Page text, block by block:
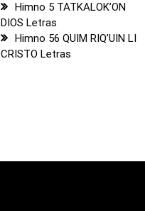
Himno 5 TATKALOK’ON
DIOS Letras
Himno 56 QUIM RIQ’UIN LI
CRISTO Letras